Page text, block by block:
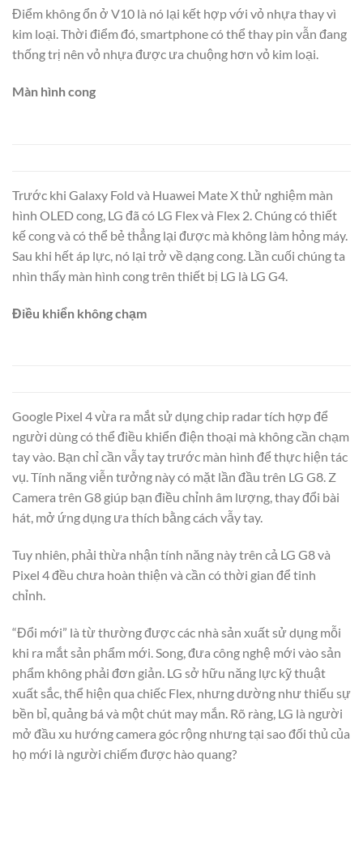
Điểm không ổn ở V10 là nó lại kết hợp với vỏ nhựa thay vì
kim loại. Thời điểm đó, smartphone có thể thay pin vẫn đang
thống trị nên vỏ nhựa được ưa chuộng hơn vỏ kim loại.
Màn hình cong
Trước khi Galaxy Fold và Huawei Mate X thử nghiệm màn
hình OLED cong, LG đã có LG Flex và Flex 2. Chúng có thiết
kế cong và có thể bẻ thẳng lại được mà không làm hỏng máy.
Sau khi hết áp lực, nó lại trở về dạng cong. Lần cuối chúng ta
nhìn thấy màn hình cong trên thiết bị LG là LG G4.
Điều khiển không chạm
Google Pixel 4 vừa ra mắt sử dụng chip radar tích hợp để
người dùng có thể điều khiển điện thoại mà không cần chạm
tay vào. Bạn chỉ cần vẫy tay trước màn hình để thực hiện tác
vụ. Tính năng viễn tưởng này có mặt lần đầu trên LG G8. Z
Camera trên G8 giúp bạn điều chỉnh âm lượng, thay đổi bài
hát, mở ứng dụng ưa thích bằng cách vẫy tay.
Tuy nhiên, phải thừa nhận tính năng này trên cả LG G8 và
Pixel 4 đều chưa hoàn thiện và cần có thời gian để tinh
chỉnh.
“Đổi mới” là từ thường được các nhà sản xuất sử dụng mỗi
khi ra mắt sản phẩm mới. Song, đưa công nghệ mới vào sản
phẩm không phải đơn giản. LG sở hữu năng lực kỹ thuật
xuất sắc, thể hiện qua chiếc Flex, nhưng dường như thiếu sự
bền bỉ, quảng bá và một chút may mắn. Rõ ràng, LG là người
mở đầu xu hướng camera góc rộng nhưng tại sao đối thủ của
họ mới là người chiếm được hào quang?